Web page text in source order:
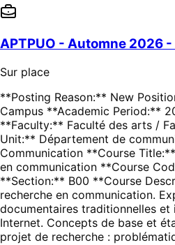
APTPUO - Automne 2026
Sur place
**Posting Reason:** New
Campus **Academic Period:**
**Faculty:** Faculté des arts /
Unit:** Département de
Communication **Course
en communication **Course
**Section:** B00 **Course
recherche en communication.
documentaires traditionnelles et
Internet. Concepts de base et
projet de recherche :